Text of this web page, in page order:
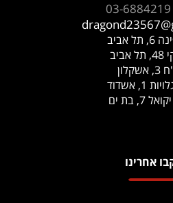
03-6884219
אביב
1, אשדוד
7, בת ים
אחרינו